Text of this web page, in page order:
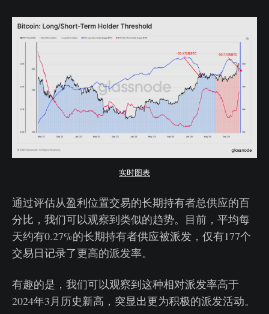
实时图表
通过评估从盈利位置交易的长期持有者总供应的百
分比，我们可以观察到类似的趋势。目前，平均每
天约有0.27%的长期持有者供应被派发，仅有177个
交易日记录了更高的派发率。
有趣的是，我们可以观察到这种相对派发率高于
2024年3月历史新高，突显出更为积极的派发活动。